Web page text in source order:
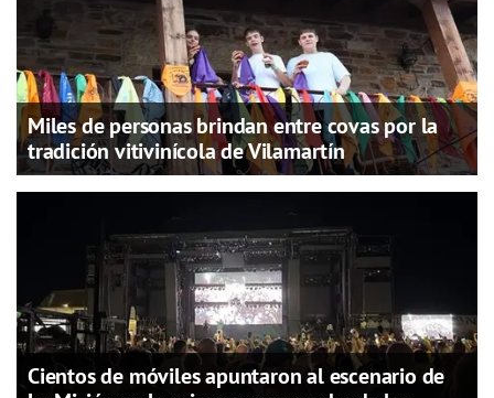
Miles de personas brindan entre covas por la
tradición vitivinícola de Vilamartín
Cientos de móviles apuntaron al escenario de